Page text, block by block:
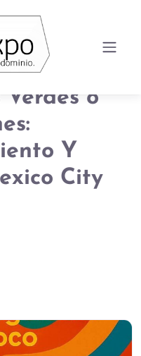
Verdes o
Y
City